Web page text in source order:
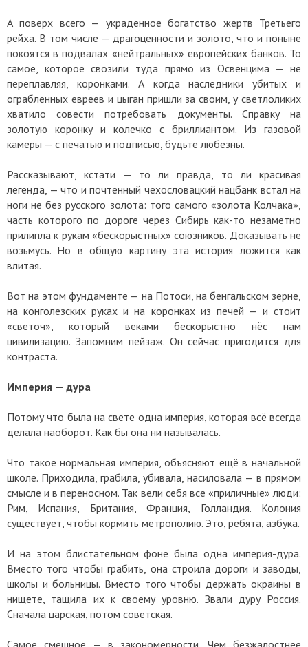
А поверх всего — украденное богатство жертв Третьего
рейха. В том числе — драгоценности и золото, что и поныне
покоятся в подвалах «нейтральных» европейских банков. То
самое, которое свозили туда прямо из Освенцима — не
переплавляя, коронками. А когда наследники убитых и
ограбленных евреев и цыган пришли за своим, у светлоликих
хватило совести потребовать документы. Справку на
золотую коронку и колечко с бриллиантом. Из газовой
камеры — с печатью и подписью, будьте любезны.
Рассказывают, кстати — то ли правда, то ли красивая
легенда, — что и почтенный чехословацкий нацбанк встал на
ноги не без русского золота: того самого «золота Колчака»,
часть которого по дороге через Сибирь как-то незаметно
прилипла к рукам «бескорыстных» союзников. Доказывать не
возьмусь. Но в общую картину эта история ложится как
влитая.
Вот на этом фундаменте — на Потоси, на бенгальском зерне,
на конголезских руках и на коронках из печей — и стоит
«светоч», который веками бескорыстно нёс нам
цивилизацию. Запомним пейзаж. Он сейчас пригодится для
контраста.
Империя — дура
Потому что была на свете одна империя, которая всё всегда
делала наоборот. Как бы она ни называлась.
Что такое нормальная империя, объясняют ещё в начальной
школе. Приходила, грабила, убивала, насиловала — в прямом
смысле и в переносном. Так вели себя все «приличные» люди:
Рим, Испания, Британия, Франция, Голландия. Колония
существует, чтобы кормить метрополию. Это, ребята, азбука.
И на этом блистательном фоне была одна империя-дура.
Вместо того чтобы грабить, она строила дороги и заводы,
школы и больницы. Вместо того чтобы держать окраины в
нищете, тащила их к своему уровню. Звали дуру Россия.
Сначала царская, потом советская.
Самое смешное — в закономерности. Чем безжалостнее